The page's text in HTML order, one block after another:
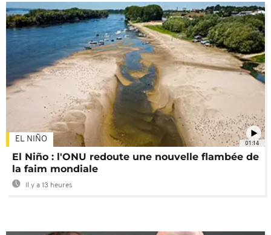
01:14
EL NIÑO
El Niño : l'ONU redoute une nouvelle flambée de
la faim mondiale
Il y a 13 heures